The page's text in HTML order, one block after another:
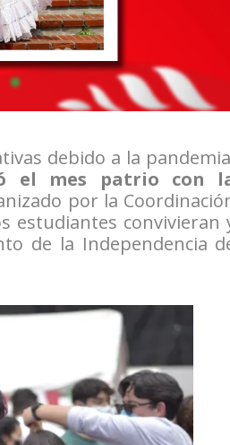
debido a la
el mes patrio con
por la
estudiantes convivieran
de la Independencia